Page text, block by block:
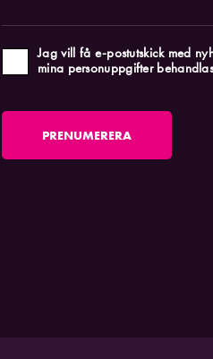
Jag vill få e-postutskick med
mina personuppgifter
PRENUMERERA